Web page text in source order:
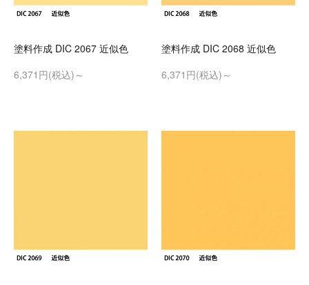
塗料作成 DIC 2067 近似色
6,371円(税込)～
塗料作成 DIC 2068 近似色
6,371円(税込)～